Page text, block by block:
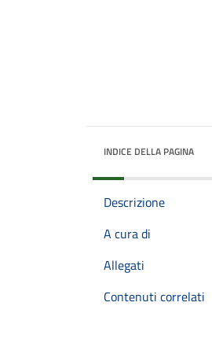
INDICE DELLA PAGINA
Descrizione
A cura di
Allegati
Contenuti correlati